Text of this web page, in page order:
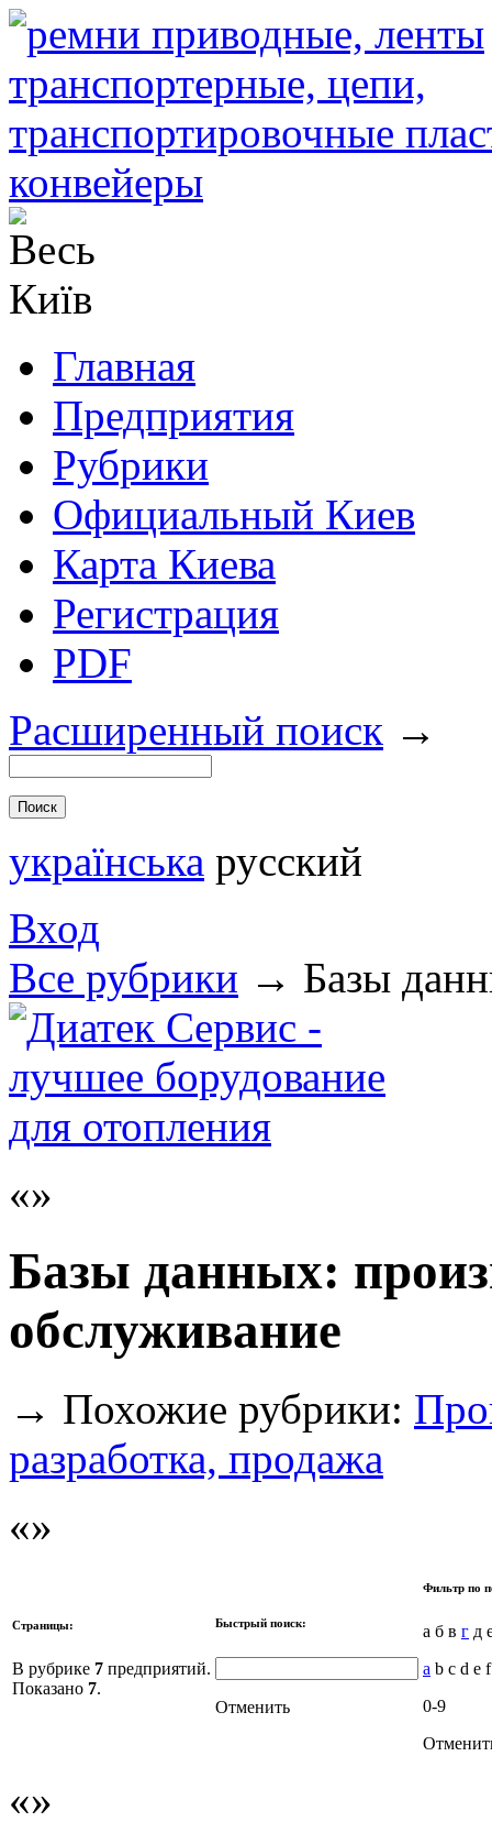
Главная
Предприятия
Рубрики
Официальный Киев
Карта Киева
Регистрация
PDF
Расширенный поиск →
українська русский
Вход
Все рубрики → Базы
Базы данных:
обслуживание
→ Похожие рубрики:
разработка, продажа
Страницы:
В рубрике 7 предприятий.
Показано 7.
Быстрый поиск:
Отменить
Фильтр по
а б в г д
a b c d e
0-9